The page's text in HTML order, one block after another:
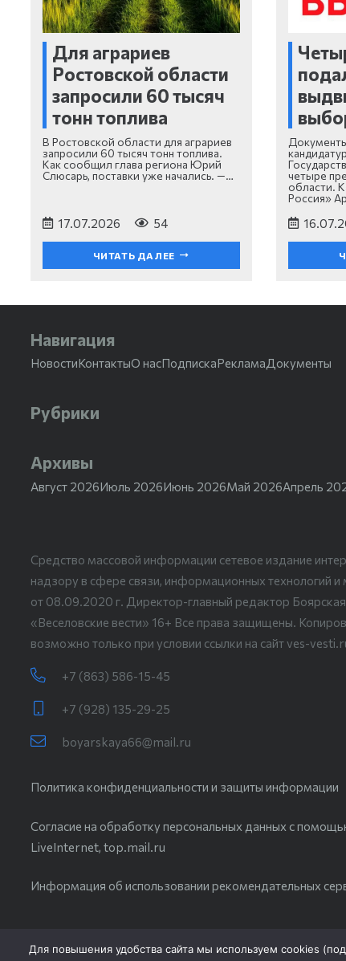
Для аграриев
Ростовской области
запросили 60 тысяч
тонн топлива
В Ростовской области для аграриев
запросили 60 тысяч тонн топлива.
Как сообщил глава региона Юрий
Слюсарь, поставки уже начались. —…
17.07.2026 54
ЧИТАТЬ ДАЛЕЕ
четыре
области.
Россия»
Навигация
НовостиКонтактыО насПодпискаРекламаДокументы
Рубрики
Архивы
Август 2026Июль 2026Июнь 2026Май 2026Апрель
Средство массовой информации сетевое издание
надзору в сфере связи, информационных
от 08.09.2020 г. Директор-главный редактор
«Веселовские вести» 16+ Все права защищены.
возможно только при условии ссылки на сайт ves-
+7 (863) 586-15-45
+7 (928) 135-29-25
boyarskaya66@mail.ru
Политика конфиденциальности и защиты информации
Согласие на обработку персональных данных с
LiveInternet, top.mail.ru
Информация об использовании рекомендательных
Для повышения удобства сайта мы используем cookies (